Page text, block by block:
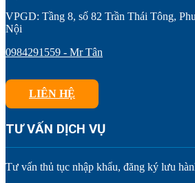
VPGD: Tầng 8, số 82 Trần Thái Tông,
Nội
0984291559 - Mr Tân
LIÊN HỆ
TƯ VẤN DỊCH VỤ
Tư vấn thủ tục nhập khẩu, đăng ký lưu